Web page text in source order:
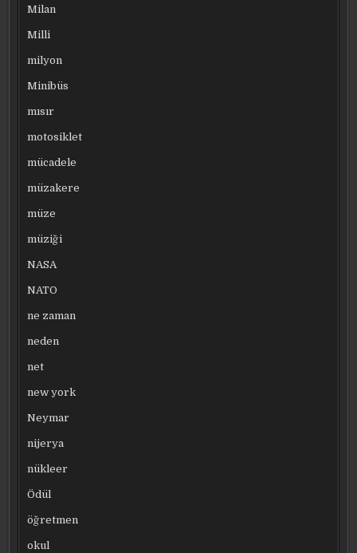
Milan
Milli
milyon
Minibüs
mısır
motosiklet
mücadele
müzakere
müze
müziği
NASA
NATO
ne zaman
neden
net
new york
Neymar
nijerya
nükleer
Ödül
öğretmen
okul